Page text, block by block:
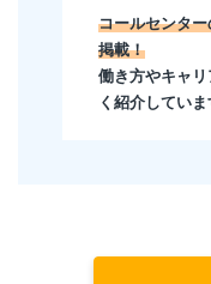
コールセンタ
掲載！
働き方やキャ
く紹介してい